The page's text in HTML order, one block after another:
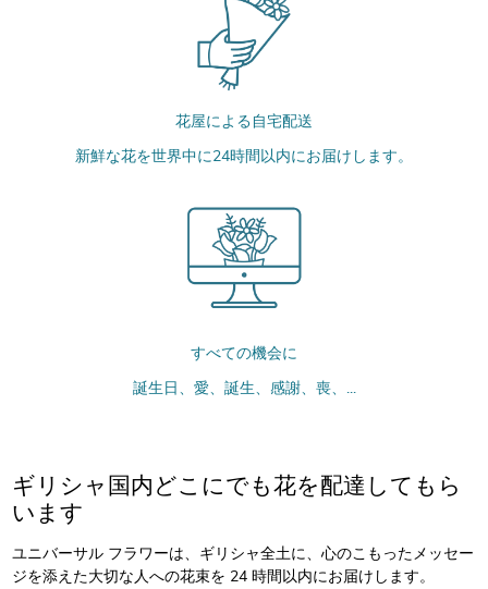
花屋による自宅配送
新鮮な花を世界中に24時間以内にお届けします。
すべての機会に
誕生日、愛、誕生、感謝、喪、...
ギリシャ国内どこにでも花を配達してもら
います
ユニバーサル フラワーは、ギリシャ全土に、心のこもったメッセー
ジを添えた大切な人への花束を 24 時間以内にお届けします。